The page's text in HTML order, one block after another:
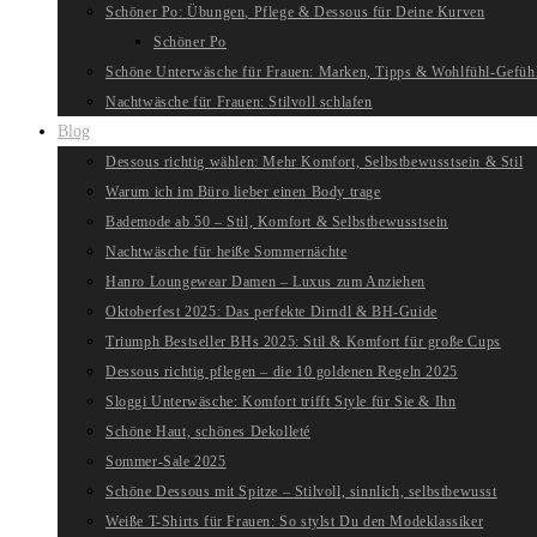
Schöner Po: Übungen, Pflege & Dessous für Deine Kurven
Schöner Po
Schöne Unterwäsche für Frauen: Marken, Tipps & Wohlfühl-
Nachtwäsche für Frauen: Stilvoll schlafen
Blog
Dessous richtig wählen: Mehr Komfort, Selbstbewusstsein & Stil
Warum ich im Büro lieber einen Body trage
Bademode ab 50 – Stil, Komfort & Selbstbewusstsein
Nachtwäsche für heiße Sommernächte
Hanro Loungewear Damen – Luxus zum Anziehen
Oktoberfest 2025: Das perfekte Dirndl & BH-Guide
Triumph Bestseller BHs 2025: Stil & Komfort für große Cups
Dessous richtig pflegen – die 10 goldenen Regeln 2025
Sloggi Unterwäsche: Komfort trifft Style für Sie & Ihn
Schöne Haut, schönes Dekolleté
Sommer-Sale 2025
Schöne Dessous mit Spitze – Stilvoll, sinnlich, selbstbewusst
Weiße T-Shirts für Frauen: So stylst Du den Modeklassiker